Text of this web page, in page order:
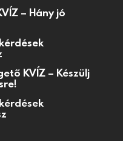
– Hány jó
KVÍZ – Készülj